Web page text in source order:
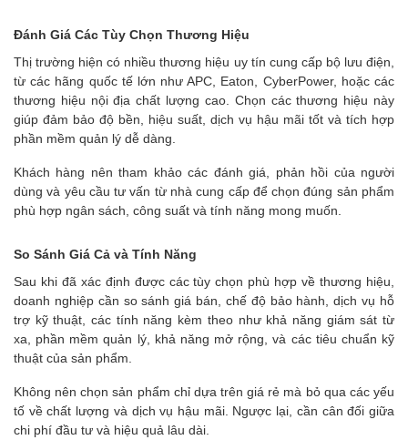
Đánh Giá Các Tùy Chọn Thương Hiệu
Thị trường hiện có nhiều thương hiệu uy tín cung cấp bộ lưu điện,
từ các hãng quốc tế lớn như APC, Eaton, CyberPower, hoặc các
thương hiệu nội địa chất lượng cao. Chọn các thương hiệu này
giúp đảm bảo độ bền, hiệu suất, dịch vụ hậu mãi tốt và tích hợp
phần mềm quản lý dễ dàng.
Khách hàng nên tham khảo các đánh giá, phản hồi của người
dùng và yêu cầu tư vấn từ nhà cung cấp để chọn đúng sản phẩm
phù hợp ngân sách, công suất và tính năng mong muốn.
So Sánh Giá Cả và Tính Năng
Sau khi đã xác định được các tùy chọn phù hợp về thương hiệu,
doanh nghiệp cần so sánh giá bán, chế độ bảo hành, dịch vụ hỗ
trợ kỹ thuật, các tính năng kèm theo như khả năng giám sát từ
xa, phần mềm quản lý, khả năng mở rộng, và các tiêu chuẩn kỹ
thuật của sản phẩm.
Không nên chọn sản phẩm chỉ dựa trên giá rẻ mà bỏ qua các yếu
tố về chất lượng và dịch vụ hậu mãi. Ngược lại, cần cân đối giữa
chi phí đầu tư và hiệu quả lâu dài.